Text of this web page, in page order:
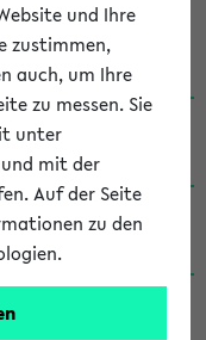
/ B.A.
/ B.A.
/ B.A.
/ Ba
und Ihre
zustimmen,
auch, um Ihre
zu messen. Sie
unter
mit der
Auf der Seite
zu den